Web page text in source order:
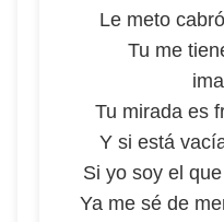
Le meto
Tu me
Tu mirada es
Y si está
Si yo soy el
Ya me sé de